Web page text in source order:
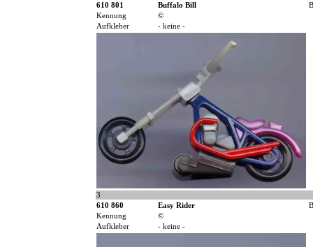
610 801
Buffalo Bill
Kennung
©
Aufkleber
- keine -
3
610 860
Easy Rider
Kennung
©
Aufkleber
- keine -